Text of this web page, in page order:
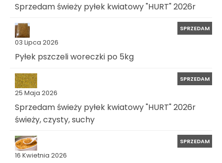
Sprzedam świeży pyłek kwiatowy "HURT" 2026r
03 Lipca 2026
SPRZEDAM
Pyłek pszczeli woreczki po 5kg
25 Maja 2026
SPRZEDAM
Sprzedam świeży pyłek kwiatowy "HURT" 2026r
świeży, czysty, suchy
16 Kwietnia 2026
SPRZEDAM